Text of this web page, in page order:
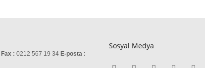
Fax : 0212 567 19 34 E-posta :
Sosyal Medya